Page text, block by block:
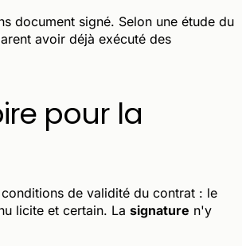
document signé. Selon une étude du
avoir déjà exécuté des
pour la
de validité du contrat : le
licite et certain. La signature n'y